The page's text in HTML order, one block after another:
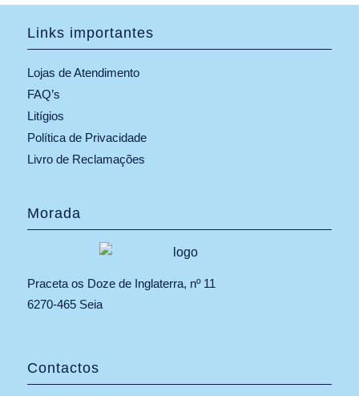
Links importantes
Lojas de Atendimento
FAQ’s
Litígios
Política de Privacidade
Livro de Reclamações
Morada
Praceta os Doze de Inglaterra, nº 11
6270-465 Seia
Contactos